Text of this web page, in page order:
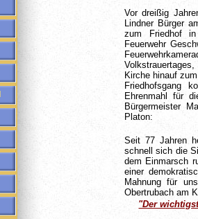
Vor dreißig
Lindner Bürger
zum Friedhof in
Feuerwehr
Kirche hinauf
Friedhofsgang
Ehrenmahl für
Bürgermeister
Platon:
Seit 77 Jahren
schnell sich die
dem Einmarsch
einer
Mahnung für
Obertrubach am
"Der